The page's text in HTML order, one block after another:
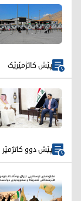
پێش کاتژمێرێک
پێش دوو کاتژمێر